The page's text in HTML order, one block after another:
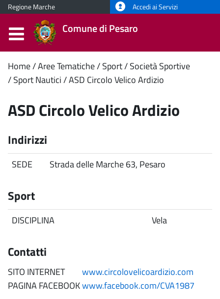
Regione Marche Accedi ai Servizi
Comune di Pesaro
Contenuto
principale
Home Aree Tematiche Sport Società Sportive
Sport Nautici ASD Circolo Velico Ardizio
ASD Circolo Velico Ardizio
Indirizzi
SEDE Strada delle Marche 63, Pesaro
Sport
DISCIPLINA Vela
Contatti
SITO INTERNET
www.circolovelicoardizio.com
PAGINA FACEBOOKwww.facebook.com/CVA1987